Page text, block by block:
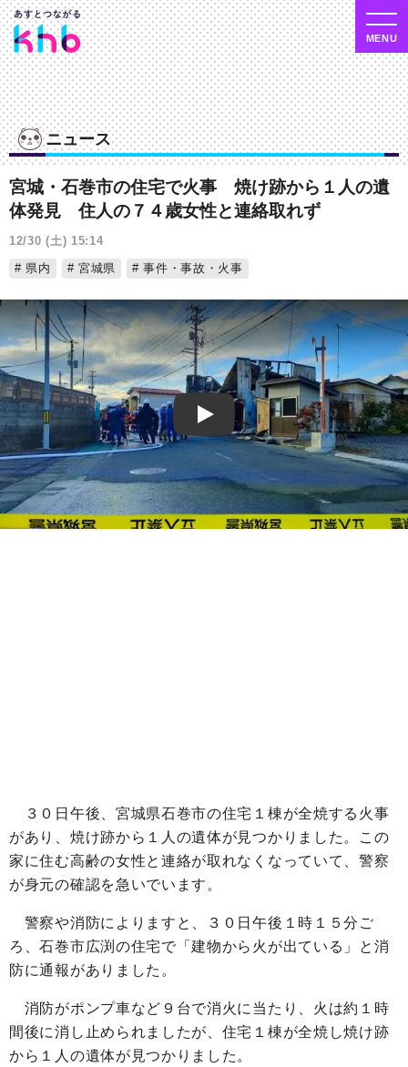
ニュース
宮城・石巻市の住宅で火事 焼け跡から１人の遺
体発見 住人の７４歳女性と連絡取れず
12/30 (土) 15:14
県内
宮城県 事件・事故・火事
Play
３０日午後、宮城県石巻市の住宅１棟が全焼する火事
があり、焼け跡から１人の遺体が見つかりました。この
家に住む高齢の女性と連絡が取れなくなっていて、警察
が身元の確認を急いでいます。
警察や消防によりますと、３０日午後１時１５分ご
ろ、石巻市広渕の住宅で「建物から火が出ている」と消
防に通報がありました。
消防がポンプ車など９台で消火に当たり、火は約１時
間後に消し止められましたが、住宅１棟が全焼し焼け跡
から１人の遺体が見つかりました。